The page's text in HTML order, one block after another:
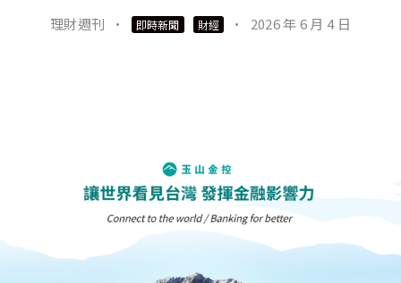
理財週刊 · 即時新聞 財經 · 2026 年 6 月 4 日